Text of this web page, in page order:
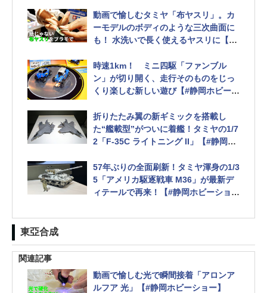
動画で愉しむタミヤ「布ヤスリ」。カ
ーモデルのボディのような三次曲面に
も！ 水洗いで長く使えるヤスリに【#
時速1km！ ミニ四駆「ファンブル
ン」が切り開く、走行そのものをじっ
くり楽しむ新しい遊び【#静岡ホビーシ
折りたたみ翼の新ギミックを搭載し
た“艦載型”がついに着艦！タミヤの1/7
2「F-35C ライトニング II」【#静岡ホ
57年ぶりの全面刷新！タミヤ渾身の1/3
5「アメリカ駆逐戦車 M36」が最新デ
ィテールで再来！【#静岡ホビーショ
東亞合成
関連記事
動画で愉しむ光で瞬間接着「アロンア
ルフア 光」【#静岡ホビーショー】